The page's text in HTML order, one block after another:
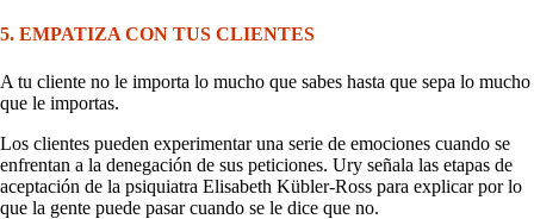
5. EMPATIZA CON TUS CLIENTES
A tu cliente no le importa lo mucho que sabes hasta que sepa lo mucho
que le importas.
Los clientes pueden experimentar una serie de emociones cuando se
enfrentan a la denegación de sus peticiones. Ury señala las etapas de
aceptación de la psiquiatra Elisabeth Kübler-Ross para explicar por lo
que la gente puede pasar cuando se le dice que no.